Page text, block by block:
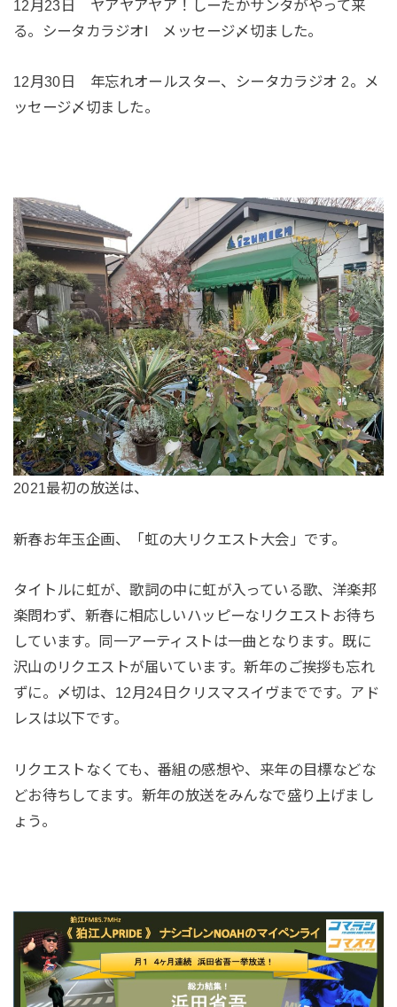
12月23日 ヤアヤアヤア！しーたかサンタがやって来
る。シータカラジオI メッセージ〆切ました。
12月30日 年忘れオールスター、シータカラジオ 2。メ
ッセージ〆切ました。
2021最初の放送は、
新春お年玉企画、「虹の大リクエスト大会」です。
タイトルに虹が、歌詞の中に虹が入っている歌、洋楽邦
楽問わず、新春に相応しいハッピーなリクエストお待ち
しています。同一アーティストは一曲となります。既に
沢山のリクエストが届いています。新年のご挨拶も忘れ
ずに。〆切は、12月24日クリスマスイヴまでです。アド
レスは以下です。
リクエストなくても、番組の感想や、来年の目標などな
どお待ちしてます。新年の放送をみんなで盛り上げまし
ょう。